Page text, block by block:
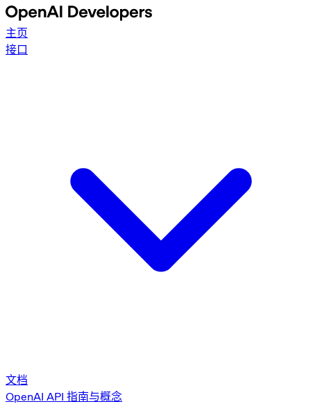
主页
接口
文档
OpenAI API 指南与概念